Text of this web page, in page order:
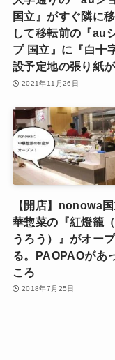
国立』がすぐ隣に
して移転前の『au
プ 国立』に『白十
設予定地の張り紙が
2021年11月26日
【開店】nonowa
華惣菜の『紅燈籠
うろう）』がオー
る。PAOPAOがあ
ころ
2018年7月25日